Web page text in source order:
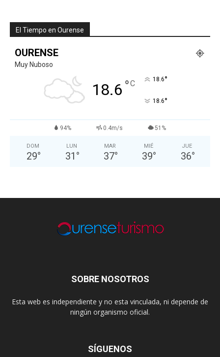
El Tiempo en Ourense
OURENSE
Muy Nuboso
18.6 °C 18.6°
18.6°
94% 0.4m/s 51%
DOM
29°
LUN
31 °
MAR
37°
MIÉ
39°
JUE
36°
SOBRE NOSOTROS
Esta web es independiente y no esta vinculada, ni depende de
ningún organismo oficial.
SÍGUENOS